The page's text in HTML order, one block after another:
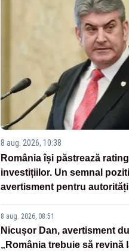
8 aug. 2026, 10:38
România își păstrează
investițiilor. Un semnal
avertisment pentru autorități
8 aug. 2026, 08:51
Nicușor Dan, avertisment
„România trebuie să revină